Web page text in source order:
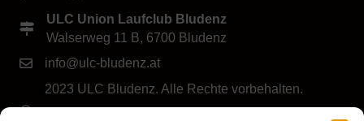
ULC Union Laufclub Bludenz
Walserweg 11 B, 6700 Bludenz
info@ulc-bludenz.at
2023 ULC Bludenz. Alle Rechte vorbehalten.